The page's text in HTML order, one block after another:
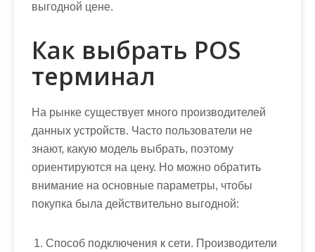
выгодной цене.
Как выбрать POS
терминал
На рынке существует много производителей
данных устройств. Часто пользователи не
знают, какую модель выбрать, поэтому
ориентируются на цену. Но можно обратить
внимание на основные параметры, чтобы
покупка была действительно выгодной:
Способ подключения к сети. Производители